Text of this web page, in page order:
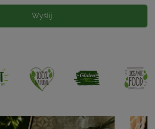
Wyślij